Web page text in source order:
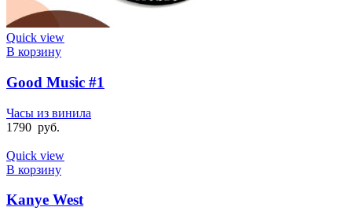
Quick view
В корзину
Good Music #1
Часы из винила
1790 руб.
Quick view
В корзину
Kanye West